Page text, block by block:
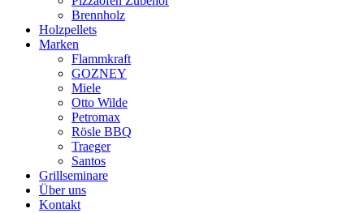
Brennholz
Holzpellets
Marken
Flammkraft
GOZNEY
Miele
Otto Wilde
Petromax
Rösle BBQ
Traeger
Santos
Grillseminare
Über uns
Kontakt